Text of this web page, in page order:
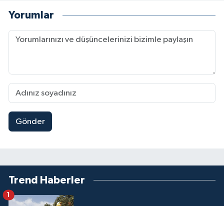
Yorumlar
Gönder
Trend Haberler
1